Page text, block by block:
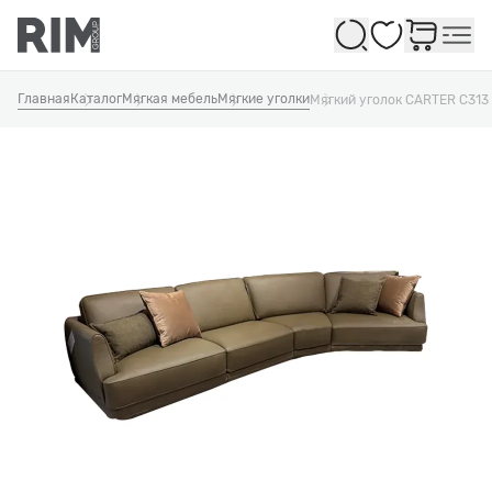
Избранное
Главная КаталогМягкая мебельМягкие уголкиМягкий уголок CARTER C313